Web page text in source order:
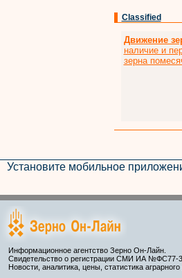
Classified
Движение
наличие и
зерна
Установите мобильное
Информационное агентство Зерно Он-Лайн.
Свидетельство о регистрации СМИ ИА №ФС77-
Новости, аналитика, цены, статистика аграрного